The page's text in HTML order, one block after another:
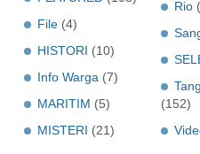
File (4)
HISTORI (10)
Info Warga (7)
MARITIM (5)
MISTERI (21)
Rio
(152)